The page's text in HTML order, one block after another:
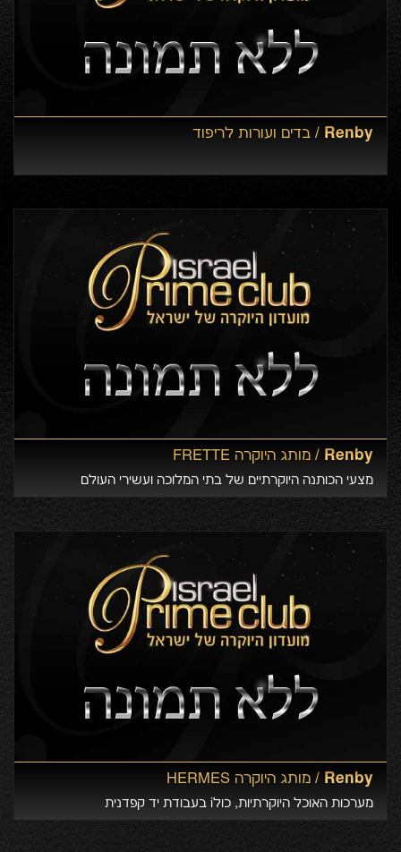
Renby / בדים ועורות לריפוד
Renby / מותג היוקרה FRETTE
מצעי הכותנה היוקרתיים של בתי המלוכה ועשירי העולם
Renby / מותג היוקרה HERMES
מערכות האוכל היוקרתיות, כולi בעבודת יד קפדנית